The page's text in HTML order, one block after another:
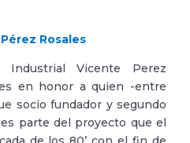
Rosales
Industrial Vicente Perez
en honor a quien -entre
socio fundador y segundo
parte del proyecto que el